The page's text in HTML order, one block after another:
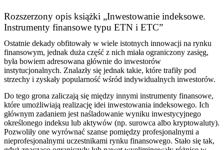
Rozszerzony opis książki „Inwestowanie indeksowe.
Instrumenty finansowe typu ETN i ETC”
Ostatnie dekady obfitowały w wiele istotnych innowacji na rynku
finansowym, jednak duża część z nich miała ograniczony zasięg,
była bowiem adresowana głównie do inwestorów
instytucjonalnych. Znalazły się jednak takie, które trafiły pod
strzechy i zyskały popularność wśród indywidualnych inwestorów.
Do tego grona zaliczają się między innymi instrumenty finansowe,
które umożliwiają realizację idei inwestowania indeksowego. Ich
głównym zadaniem jest naśladowanie wyniku inwestycyjnego
określonego indeksu lub aktywów (np. surowca albo kryptowaluty).
Pozwoliły one wyrównać szanse pomiędzy profesjonalnymi a
nieprofesjonalnymi uczestnikami rynku finansowego. Stało się tak,